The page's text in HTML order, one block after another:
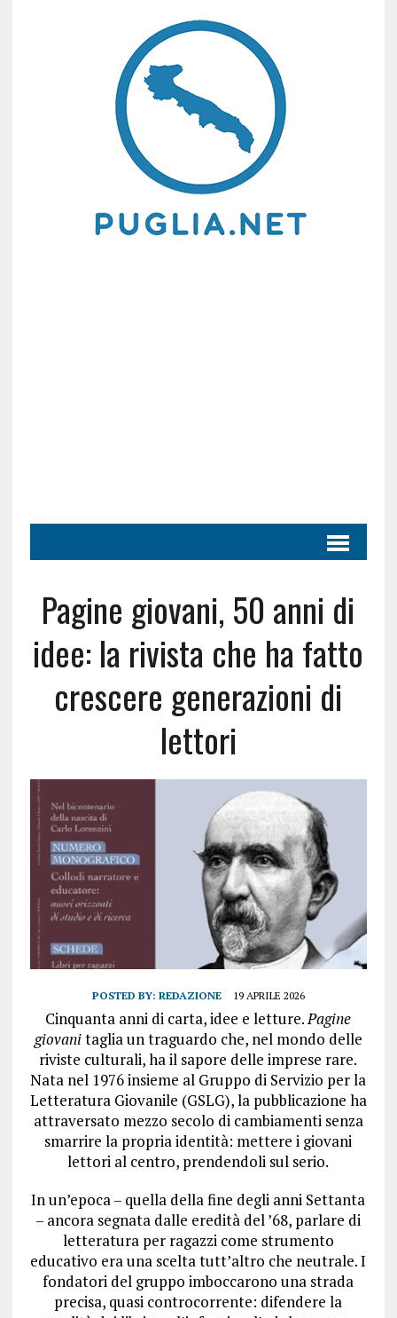
Pagine giovani, 50 anni di
idee: la rivista che ha fatto
crescere generazioni di
lettori
POSTED BY: REDAZIONE 19 APRILE 2026
Cinquanta anni di carta, idee e letture.Pagine
giovanitaglia un traguardo che, nel mondo delle
riviste culturali, ha il sapore delle imprese rare.
Nata nel 1976 insieme al Gruppo di Servizio per la
Letteratura Giovanile (GSLG), la pubblicazione ha
attraversato mezzo secolo di cambiamenti senza
smarrire la propria identità: mettere i giovani
lettori al centro, prendendoli sul serio.
In un’epoca – quella della fine degli anni Settanta
– ancora segnata dalle eredità del ’68, parlare di
letteratura per ragazzi come strumento
educativo era una scelta tutt’altro che neutrale. I
fondatori del gruppo imboccarono una strada
precisa, quasi controcorrente: difendere la